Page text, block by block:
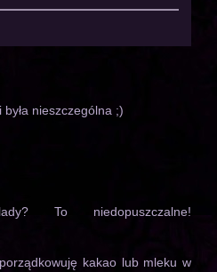
nieszczególna ;)
To niedopuszczalne!
kakao lub mleku w